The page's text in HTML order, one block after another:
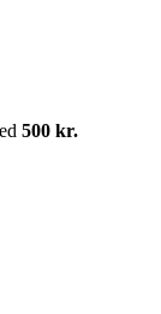
500 kr.